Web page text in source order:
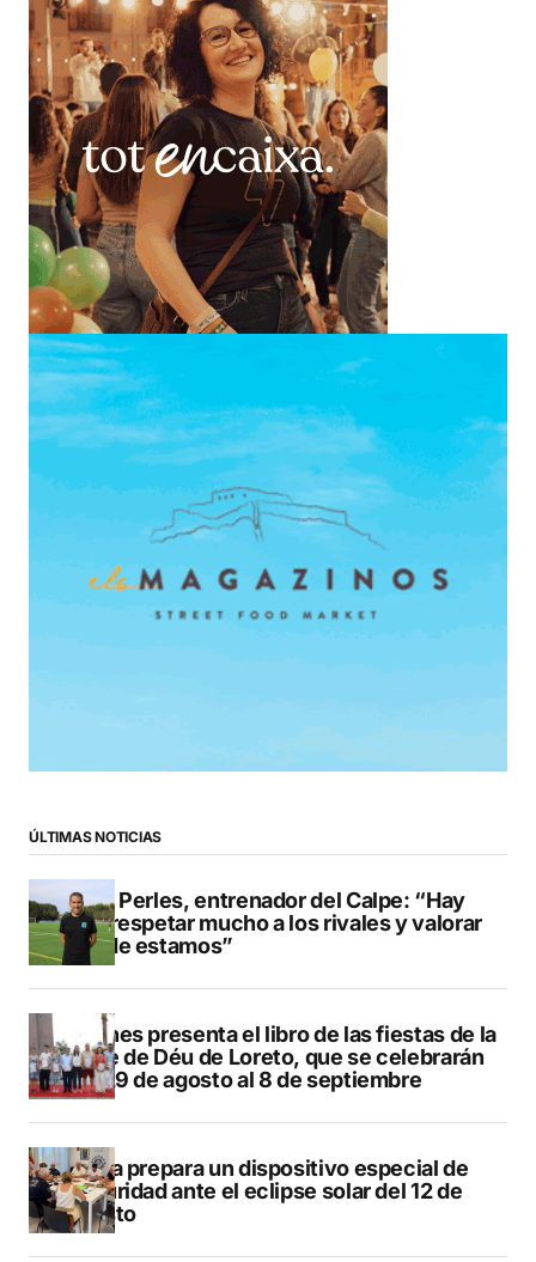
ÚLTIMAS NOTICIAS
Pere Perles, entrenador del Calpe: “Hay
que respetar mucho a los rivales y valorar
dónde estamos”
Duanes presenta el libro de las fiestas de la
Mare de Déu de Loreto, que se celebrarán
del 29 de agosto al 8 de septiembre
Xàbia prepara un dispositivo especial de
seguridad ante el eclipse solar del 12 de
agosto